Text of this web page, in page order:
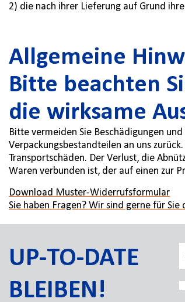
2) die nach ihrer Lieferung auf Grund
Allgemeine
Bitte beachten
die wirksame
Bitte vermeiden Sie Beschädigungen
Verpackungsbestandteilen an uns
Transportschäden. Der Verlust, die
Waren verbunden ist, der auf einen zur
Download Muster-Widerrufsformular
Sie haben Fragen? Wir sind gerne für Sie
UP-TO-DATE
BLEIBEN!